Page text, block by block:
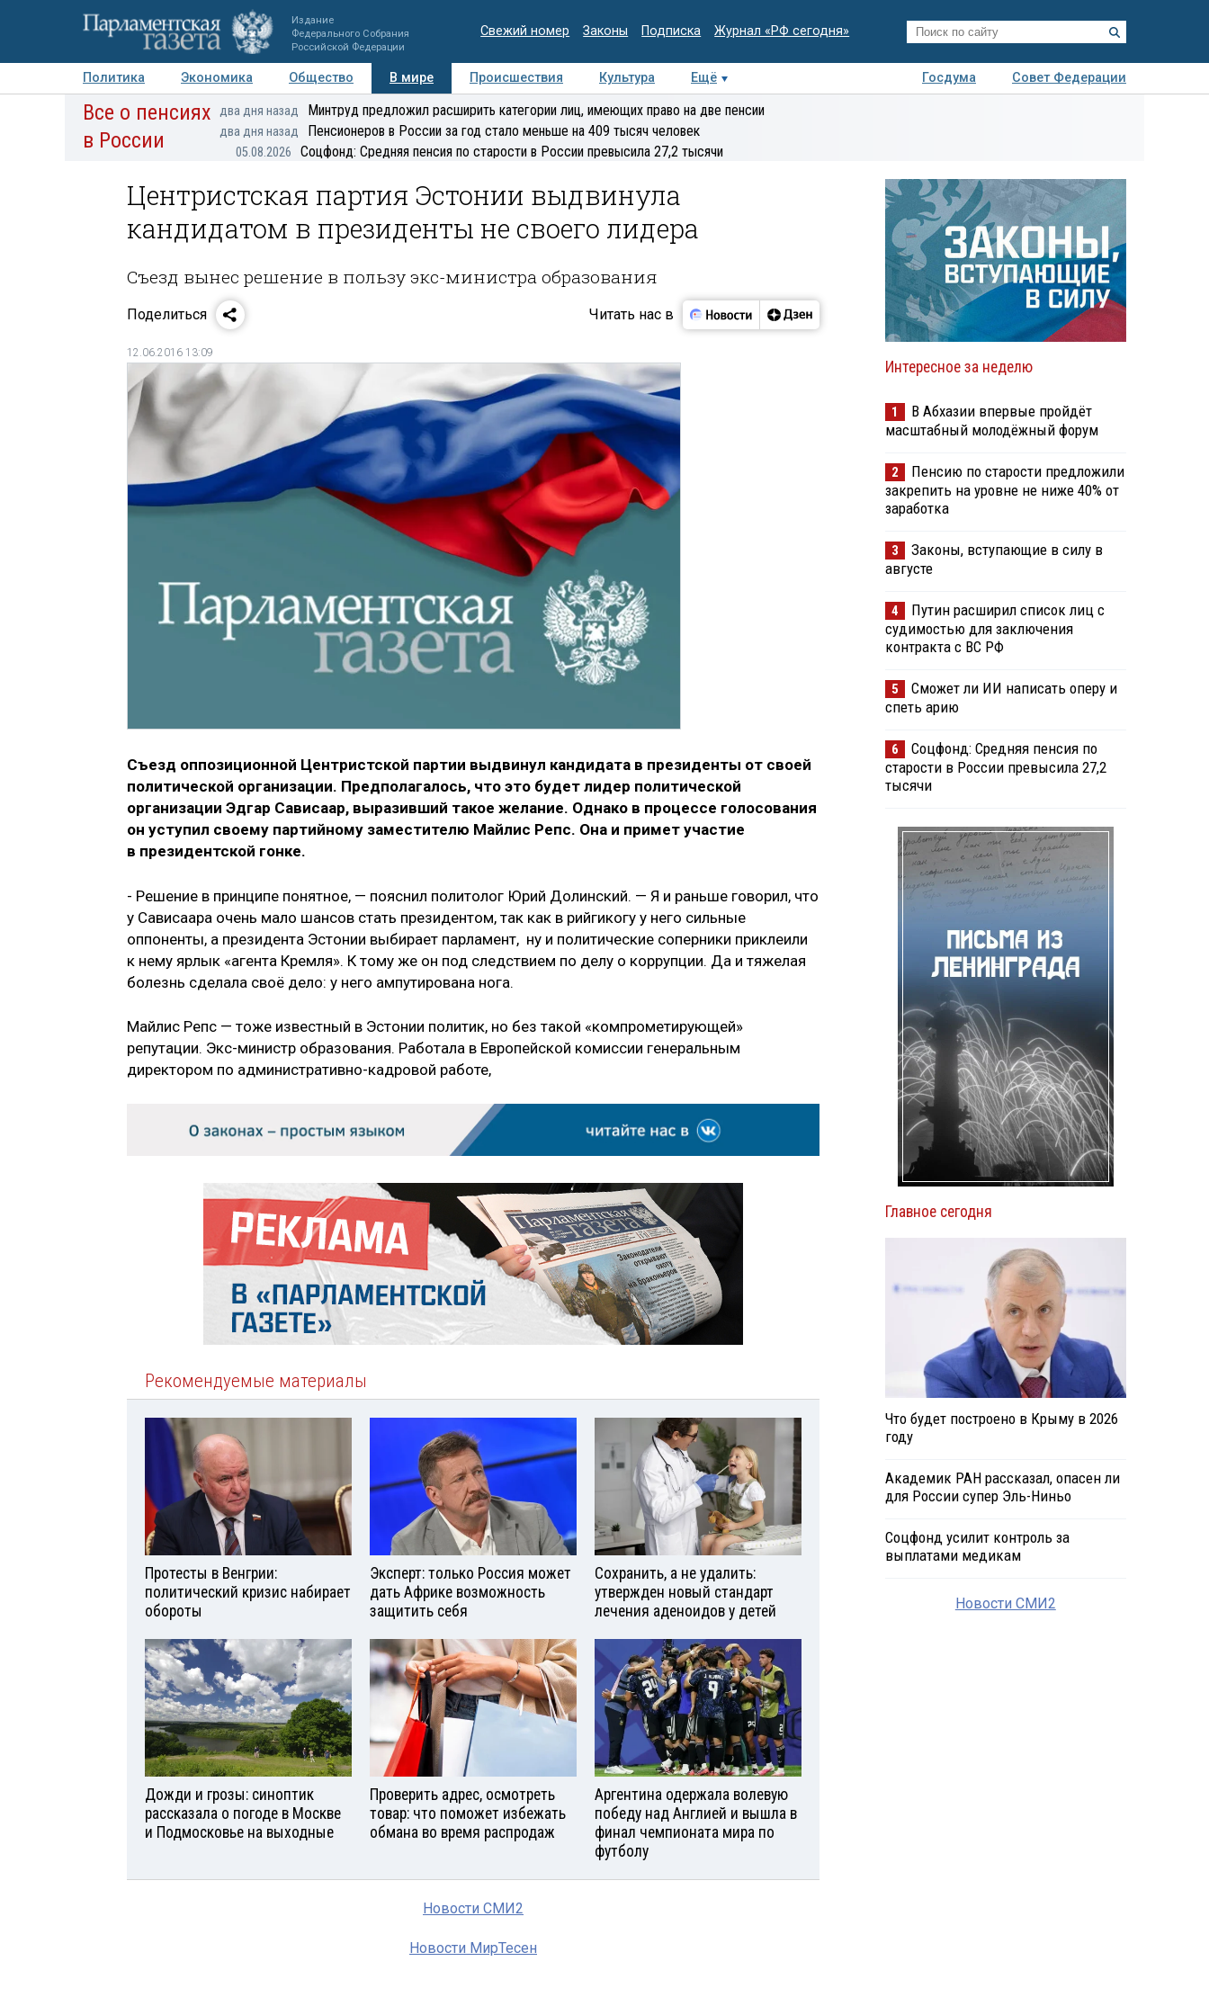
Издание
Федерального Собрания
Российской Федерации
Свежий номер Законы Подписка Журнал «РФ сегодня»
Политика Экономика Общество В мире Происшествия Культура Ещё Госдума
Совет Федерации
Авторы Персоны Мнения Регионы Медиацентр Интервью Колумнисты
Деловая
Все о пенсиях
в России
два дня назад Минтруд предложил расширить категории лиц, имеющих право на две пенсии
два дня назад Пенсионеров в России за год стало меньше на 409 тысяч человек
05.08.2026 Соцфонд: Средняя пенсия по старости в России превысила 27,2 тысячи
Центристская партия Эстонии выдвинула
кандидатом в президенты не своего лидера
Съезд вынес решение в пользу экс-министра образования
Поделиться Читать нас в
12.06.2016 13:09
Съезд оппозиционной Центристской партии выдвинул кандидата в президенты от своей
политической организации. Предполагалось, что это будет лидер политической
организации Эдгар Сависаар, выразивший такое желание. Однако в процессе голосования
он уступил своему партийному заместителю Майлис Репс. Она и примет участие
в президентской гонке.
- Решение в принципе понятное, — пояснил политолог Юрий Долинский. — Я и раньше говорил, что
у Сависаара очень мало шансов стать президентом, так как в рийгикогу у него сильные
оппоненты, а президента Эстонии выбирает парламент, ну и политические соперники приклеили
к нему ярлык «агента Кремля». К тому же он под следствием по делу о коррупции. Да и тяжелая
болезнь сделала своё дело: у него ампутирована нога.
Майлис Репс — тоже известный в Эстонии политик, но без такой «компрометирующей»
репутации. Экс-министр образования. Работала в Европейской комиссии генеральным
директором по административно-кадровой работе,
Рекомендуемые материалы
Протесты в Венгрии:
политический кризис набирает
обороты
Эксперт: только Россия может
дать Африке возможность
защитить себя
Сохранить, а не удалить:
утвержден новый стандарт
лечения аденоидов у детей
Дожди и грозы: синоптик
рассказала о погоде в Москве
и Подмосковье на выходные
Проверить адрес, осмотреть
товар: что поможет избежать
обмана во время распродаж
Аргентина одержала волевую
победу над Англией и вышла в
финал чемпионата мира по
футболу
Новости СМИ2
Новости МирТесен
Интересное за неделю
1
В Абхазии впервые пройдёт
масштабный молодёжный форум
2
Пенсию по старости предложили
закрепить на уровне не ниже 40% от
заработка
3
Законы, вступающие в силу в
августе
4
Путин расширил список лиц с
судимостью для заключения
контракта с ВС РФ
5
Сможет ли ИИ написать оперу и
спеть арию
6
Соцфонд: Средняя пенсия по
старости в России превысила 27,2
тысячи
Главное сегодня
Что будет построено в Крыму в 2026
году
Академик РАН рассказал, опасен ли
для России супер Эль-Ниньо
Соцфонд усилит контроль за
выплатами медикам
Новости СМИ2